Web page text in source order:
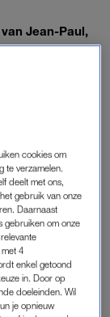
Jean-Paul,
van zijn goede
liefde
Renate, die
.
is dat niks
bevriend
Renate
of FaceTime ik
dat ik
cookies om
te verzamelen.
deelt met ons,
gebruik van onze
Daarnaast
gebruiken om onze
4
enkel getoond
in. Door op
doeleinden. Wil
je opnieuw